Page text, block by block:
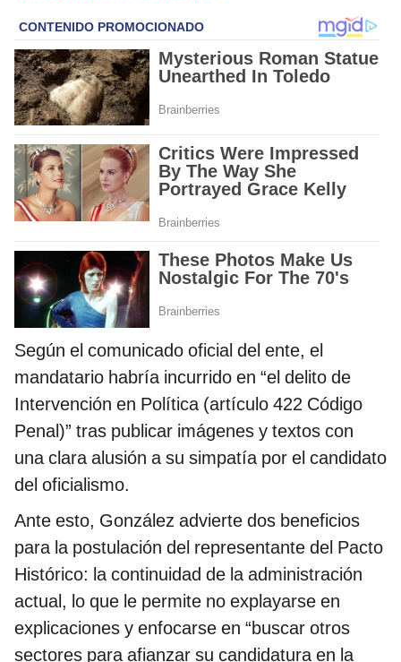
Según el comunicado oficial del ente, el
mandatario habría incurrido en “el delito de
Intervención en Política (artículo 422 Código
Penal)” tras publicar imágenes y textos con
una clara alusión a su simpatía por el candidato
del oficialismo.
Ante esto, González advierte dos beneficios
para la postulación del representante del Pacto
Histórico: la continuidad de la administración
actual, lo que le permite no explayarse en
explicaciones y enfocarse en “buscar otros
sectores para afianzar su candidatura en la